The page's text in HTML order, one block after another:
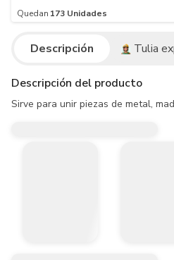
Quedan 173 Unidades
Descripción Tulia
Descripción del producto
Sirve para unir piezas de metal,